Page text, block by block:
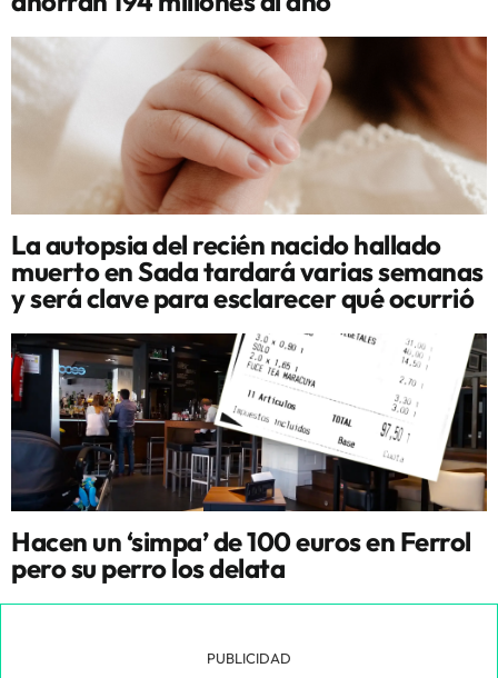
La autopsia del recién nacido hallado
muerto en Sada tardará varias semanas
y será clave para esclarecer qué ocurrió
Hacen un ‘simpa’ de 100 euros en Ferrol
pero su perro los delata
PUBLICIDAD